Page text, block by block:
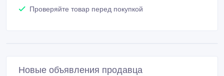
Проверяйте товар перед покупкой
Новые объявления продавца